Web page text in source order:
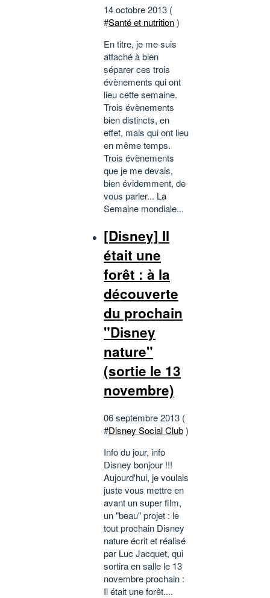
14 octobre 2013 (
#Santé et nutrition)
En titre, je me suis
attaché à bien
séparer ces trois
évènements qui ont
lieu cette semaine.
Trois évènements
bien distincts, en
effet, mais qui ont lieu
en même temps.
Trois évènements
que je me devais,
bien évidemment, de
vous parler... La
Semaine mondiale...
[Disney] Il
était une
forêt : à la
découverte
du prochain
"Disney
nature"
(sortie le 13
novembre)
06 septembre 2013 (
#Disney Social Club)
Info du jour, info
Disney bonjour !!!
Aujourd'hui, je voulais
juste vous mettre en
avant un super film,
un "beau" projet : le
tout prochain Disney
nature écrit et réalisé
par Luc Jacquet, qui
sortira en salle le 13
novembre prochain :
Il était une forêt....